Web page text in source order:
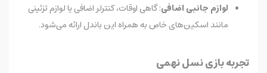
لوازم جانبی اضافی: گاهی اوقات، کنترلر اضافی یا لوازم تزئینی
مانند اسکین‌های خاص به همراه این باندل ارائه می‌شود.
تجربه بازی نسل نهمی